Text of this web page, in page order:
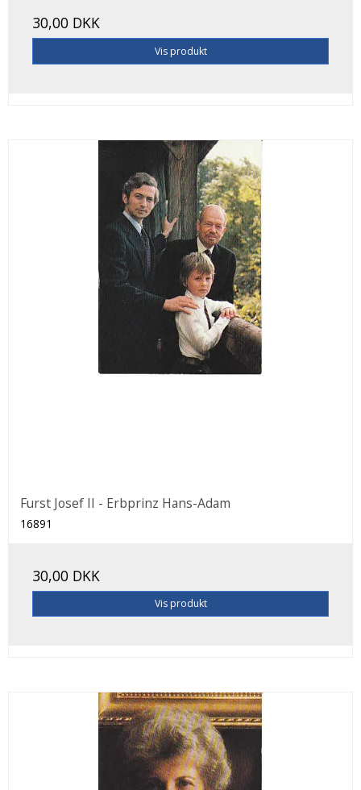
30,00 DKK
Vis produkt
Furst Josef II - Erbprinz Hans-Adam
16891
30,00 DKK
Vis produkt